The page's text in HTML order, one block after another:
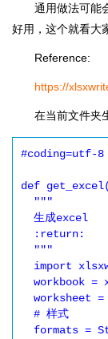
通用做法可能
好用，这个就看大
Reference:
https://
在当前文件夹
#coding=utf-8
def